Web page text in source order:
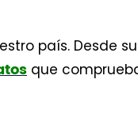
país. Desde su
que